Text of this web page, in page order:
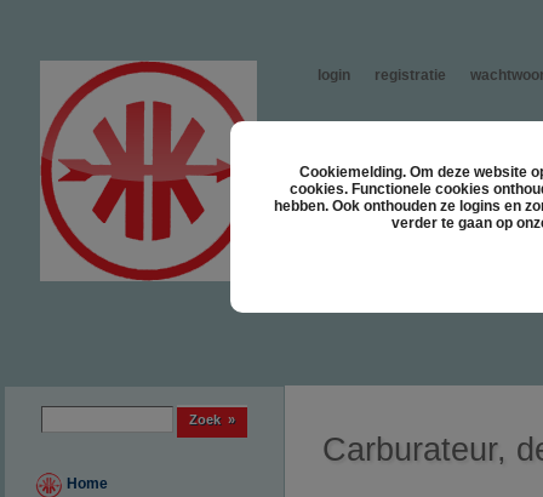
Cookiemelding. Om deze website
cookies. Functionele cookies
hebben. Ook onthouden ze logins en
verder te gaan op
login registratie
Home
Carburateur,